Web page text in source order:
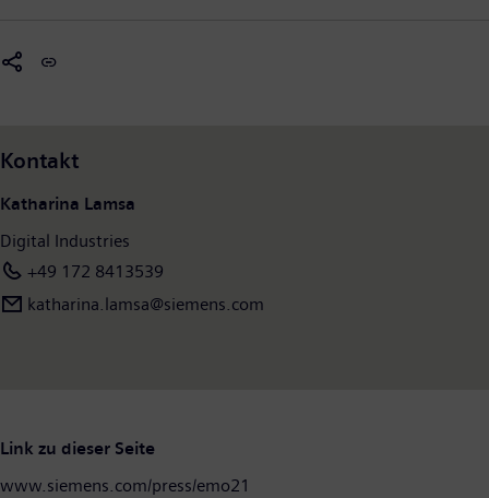
Kontakt
Katharina Lamsa
Digital Industries
+49 172 8413539
katharina.lamsa@siemens.com
Link zu dieser Seite
www.siemens.com/press/emo21